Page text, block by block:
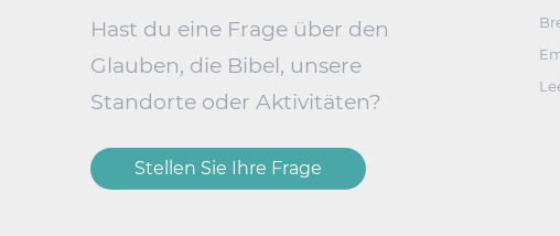
Hast du eine Frage über den
Glauben, die Bibel, unsere
Standorte oder Aktivitäten?
Stellen Sie Ihre Frage